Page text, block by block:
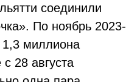
соединили
По ноябрь 2023-
1,3 миллиона
28 августа